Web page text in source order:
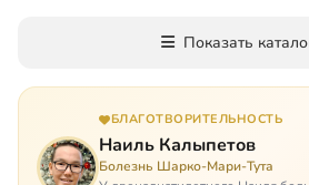
Показать
БЛАГОТВОРИТЕЛЬНОСТЬ
Наиль Калыпетов
Болезнь Шарко-Мари-Тута